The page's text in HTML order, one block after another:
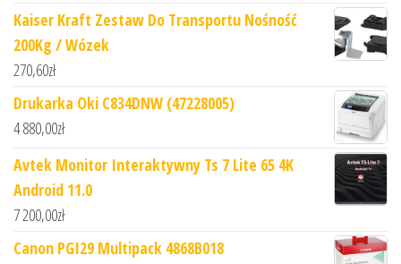
Kaiser Kraft Zestaw Do Transportu Nośność
200Kg / Wózek
270,60zł
Drukarka Oki C834DNW (47228005)
4 880,00zł
Avtek Monitor Interaktywny Ts 7 Lite 65 4K
Android 11.0
7 200,00zł
Canon PGI29 Multipack 4868B018